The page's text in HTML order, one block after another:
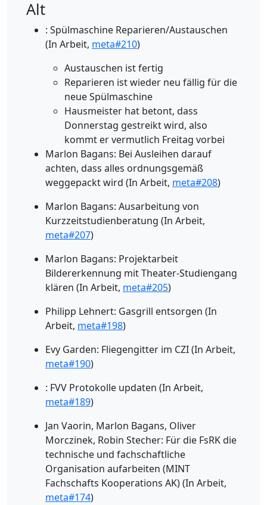
Alt
: Spülmaschine Reparieren/Austauschen
(In Arbeit, meta#210)
Austauschen ist fertig
Reparieren ist wieder neu fällig für die
neue Spülmaschine
Hausmeister hat betont, dass
Donnerstag gestreikt wird, also
kommt er vermutlich Freitag vorbei
Marlon Bagans: Bei Ausleihen darauf
achten, dass alles ordnungsgemäß
weggepackt wird (In Arbeit, meta#208)
Marlon Bagans: Ausarbeitung von
Kurzzeitstudienberatung (In Arbeit,
meta#207)
Marlon Bagans: Projektarbeit
Bildererkennung mit Theater-Studiengang
klären (In Arbeit, meta#205)
Philipp Lehnert: Gasgrill entsorgen (In
Arbeit, meta#198)
Evy Garden: Fliegengitter im CZI (In Arbeit,
meta#190)
: FVV Protokolle updaten (In Arbeit,
meta#189)
Jan Vaorin, Marlon Bagans, Oliver
Morczinek, Robin Stecher: Für die FsRK die
technische und fachschaftliche
Organisation aufarbeiten (MINT
Fachschafts Kooperations AK) (In Arbeit,
meta#174)